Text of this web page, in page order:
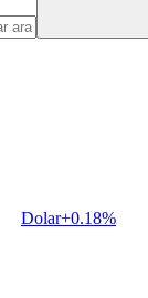
Dolar+0.18%